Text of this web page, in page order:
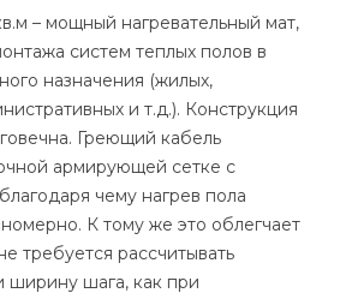
– мощный нагревательный мат,
систем теплых полов в
назначения (жилых,
и т.д.). Конструкция
Греющий кабель
армирующей сетке с
чему нагрев пола
К тому же это облегчает
требуется рассчитывать
ширину шага, как при